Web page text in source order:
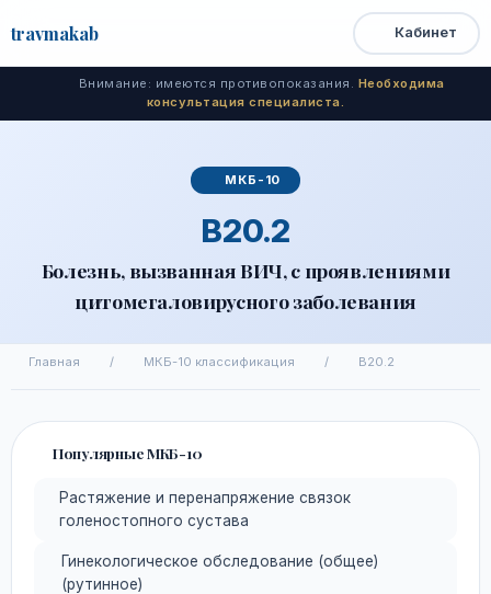
travmakab
Открыть
меню
Быстрый
доступ
Кабинет
Внимание: имеются противопоказания. Необходима
консультация специалиста.
МКБ-10
B20.2
Болезнь, вызванная ВИЧ, с проявлениями
цитомегаловирусного заболевания
Главная / МКБ-10 классификация / B20.2
Популярные МКБ-10
Растяжение и перенапряжение связок
голеностопного сустава
Гинекологическое обследование (общее)
(рутинное)